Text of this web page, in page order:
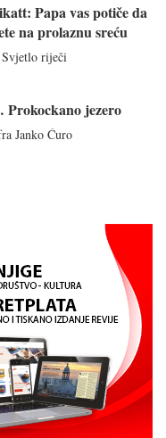
Papa vas potiče da
na prolaznu sreću
Svjetlo riječi
jezero
Janko Ćuro